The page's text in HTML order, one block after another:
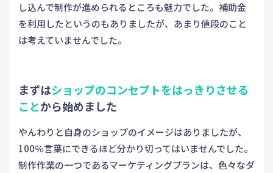
し込んで制作が進められるところも魅力でした。補助金
を利用したというのもありましたが、あまり値段のこと
は考えていませんでした。
まずはショップのコンセプトをはっきりさせる
ことから始めました
やんわりと自身のショップのイメージはありましたが、
100％言葉にできるほど分かり切ってはいませんでした。
制作作業の一つであるマーケティングプランは、色々なダ